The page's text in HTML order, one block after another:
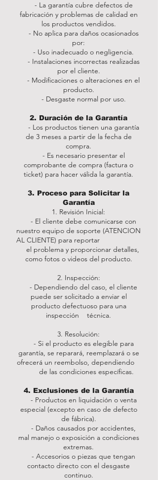
- La garantía cubre defectos de
fabricación y problemas de calidad en
los productos vendidos.
- No aplica para daños ocasionados
por:
- Uso inadecuado o negligencia.
- Instalaciones incorrectas realizadas
por el cliente.
- Modificaciones o alteraciones en el
producto.
- Desgaste normal por uso.
2. Duración de la Garantía
- Los productos tienen una garantía
de 3 meses a partir de la fecha de
compra.
- Es necesario presentar el
comprobante de compra (factura o
ticket) para hacer válida la garantía.
3. Proceso para Solicitar la
Garantía
1. Revisión Inicial:
- El cliente debe comunicarse con
nuestro equipo de soporte (ATENCION
AL CLIENTE) para reportar
el problema y proporcionar detalles,
como fotos o videos del producto.
2. Inspección:
- Dependiendo del caso, el cliente
puede ser solicitado a enviar el
producto defectuoso para una
inspección técnica.
3. Resolución:
- Si el producto es elegible para
garantía, se reparará, reemplazará o se
ofrecerá un reembolso, dependiendo
de las condiciones específicas.
4. Exclusiones de la Garantía
- Productos en liquidación o venta
especial (excepto en caso de defecto
de fábrica).
- Daños causados por accidentes,
mal manejo o exposición a condiciones
extremas.
- Accesorios o piezas que tengan
contacto directo con el desgaste
continuo.